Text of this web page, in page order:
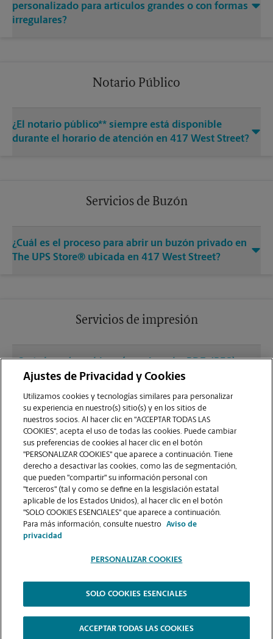
personalizado para artículos grandes o con formas
irregulares?
Notario Público
¿El notario público** siempre está disponible
durante el horario de atención en 417 West Street?
Servicios de Buzón
¿Cuál es el proceso para abrir un buzón privado en
The UPS Store® ubicada en 417 West Street?
Servicios de impresión
¿Qué clase de archivos (por ejemplo, PDF, JPEG)
debo usar para enviar a imprimir documentos en
¿Puedo terminar un trabajo de impresión
(laminado, encuadernado o engrapado) en la
sucursal ubicada en 417 West Street?
¿La sucursal de Keene ofrece servicios de
impresión de gran formato como pancartas,
carteles o planos?
2026.
The UPS Store | Aviso de Privacidad | Términos de Uso del Sitio Web |
Contraste Alto
Ajustes de Privacidad y Cookies
Utilizamos cookies y tecnologías similares para personalizar
su experiencia en nuestro(s) sitio(s) y en los sitios de
nuestros socios. Al hacer clic en "ACCEPTAR TODAS LAS
COOKIES", acepta el uso de todas las cookies. Puede cambiar
sus preferencias de cookies al hacer clic en el botón
"PERSONALIZAR COOKIES" que aparece a continuación. Tiene
derecho a desactivar las cookies, como las de segmentación,
que pueden "compartir" su información personal con
"terceros" (tal y como se define en la lesgislación estatal
aplicable de los Estados Unidos), al hacer clic en el botón
"SOLO COOKIES ESENCIALES" que aparece a continuación.
Para más información, consulte nuestro
Aviso de
privacidad
PERSONALIZAR COOKIES
SOLO COOKIES ESENCIALES
ACCEPTAR TODAS LAS COOKIES